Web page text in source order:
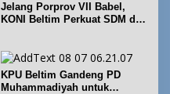
Jelang Porprov VII Babel,
KONI Beltim Perkuat SDM di
KPU Beltim Gandeng PD
Muhammadiyah untuk